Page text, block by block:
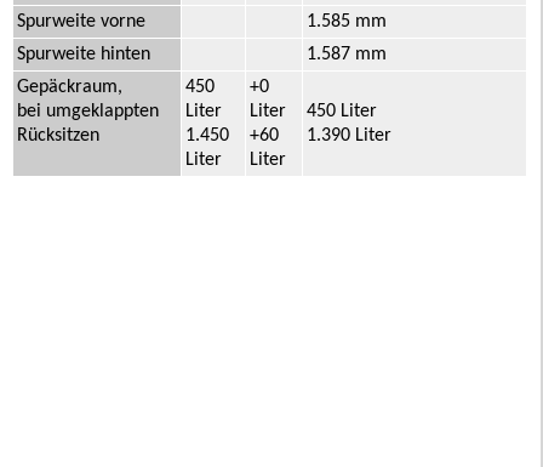
Spurweite vorne
1.585 mm
Spurweite hinten
1.587 mm
Gepäckraum,
bei umgeklappten
Rücksitzen
450
Liter
1.450
Liter
+0
Liter
+60
Liter
450 Liter
1.390 Liter